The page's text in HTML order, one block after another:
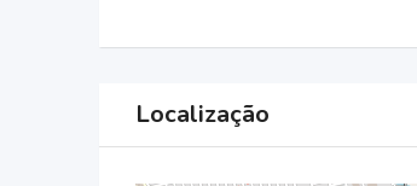
Localização